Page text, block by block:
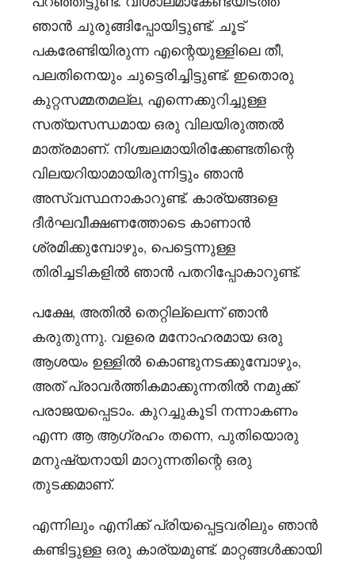
ഞാൻ ചുരുങ്ങിപ്പോയിട്ടുണ്ട്. ചൂട്
പകരേണ്ടിയിരുന്ന എന്റെയുള്ളിലെ തീ,
പലതിനെയും ചുട്ടെരിച്ചിട്ടുണ്ട്. ഇതൊരു
കുറ്റസമ്മതമല്ല, എന്നെക്കുറിച്ചുള്ള
സത്യസന്ധമായ ഒരു വിലയിരുത്തൽ
മാത്രമാണ്. നിശ്ചലമായിരിക്കേണ്ടതിന്റെ
വിലയറിയാമായിരുന്നിട്ടും ഞാൻ
അസ്വസ്ഥനാകാറുണ്ട്. കാര്യങ്ങളെ
ദീർഘവീക്ഷണത്തോടെ കാണാൻ
ശ്രമിക്കുമ്പോഴും, പെട്ടെന്നുള്ള
തിരിച്ചടികളിൽ ഞാൻ പതറിപ്പോകാറുണ്ട്.
പക്ഷേ, അതിൽ തെറ്റില്ലെന്ന് ഞാൻ
കരുതുന്നു. വളരെ മനോഹരമായ ഒരു
ആശയം ഉള്ളിൽ കൊണ്ടുനടക്കുമ്പോഴും,
അത് പ്രാവർത്തികമാക്കുന്നതിൽ നമുക്ക്
പരാജയപ്പെടാം. കുറച്ചുകൂടി നന്നാകണം
എന്ന ആ ആഗ്രഹം തന്നെ, പുതിയൊരു
മനുഷ്യനായി മാറുന്നതിന്റെ ഒരു
തുടക്കമാണ്.
എന്നിലും എനിക്ക് പ്രിയപ്പെട്ടവരിലും ഞാൻ
കണ്ടിട്ടുള്ള ഒരു കാര്യമുണ്ട്. മാറ്റങ്ങൾക്കായി